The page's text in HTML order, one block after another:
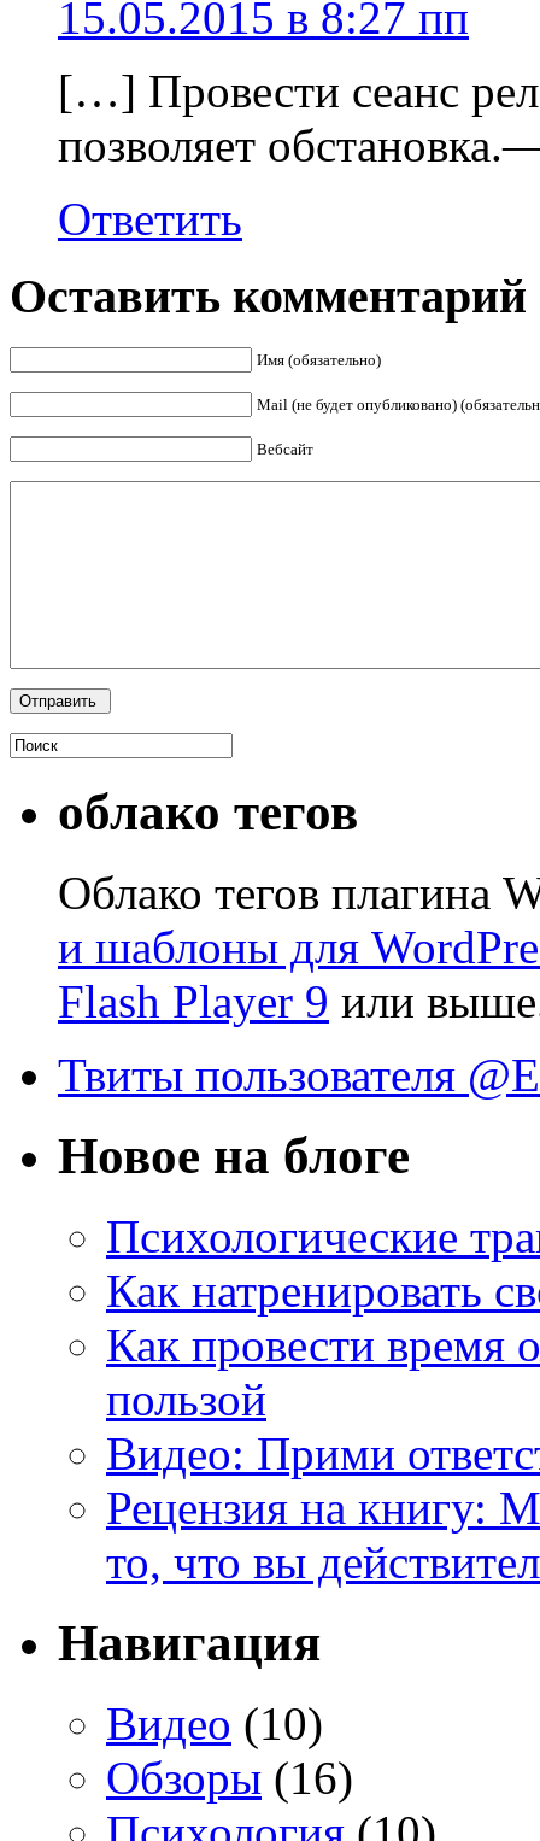
15.05.2015 в 8:27 пп
[…] Провести сеанс
позволяет
Ответить
Оставить комментарий
Имя (обязательно)
Mail (не будет опубликовано)
Вебсайт
облако тегов
Облако тегов плагина
и шаблоны для
Flash Player 9 или
Твиты пользователя
Новое на блоге
Психологические
Как натренировать
Как провести время
пользой
Видео: Прими
Рецензия на книгу:
то, что вы
Навигация
Видео (10)
Обзоры (16)